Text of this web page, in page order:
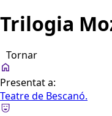
Trilogia
Tornar
Presentat a:
Teatre de Bescanó.